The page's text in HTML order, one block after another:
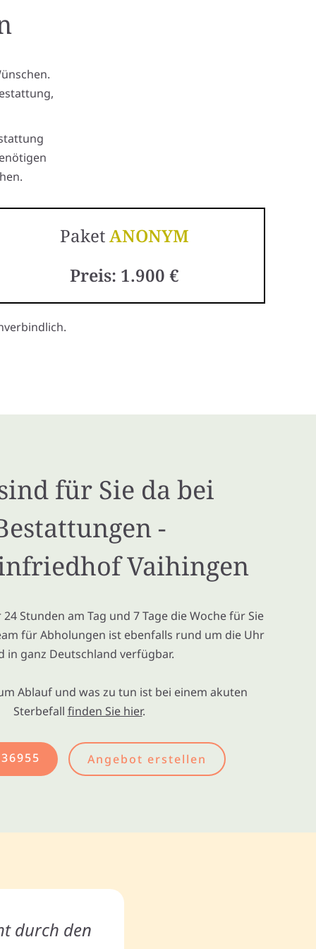
PaketANONYM
Preis: 1.900 €
für Sie da bei
-
Vaihingen
Stunden am Tag und 7 Tage die Woche für Sie
für Abholungen ist ebenfalls rund um die Uhr
in ganz Deutschland verfügbar.
Ablauf und was zu tun ist bei einem akuten
Sterbefall finden Sie hier.
Angebot erstellen
durch den